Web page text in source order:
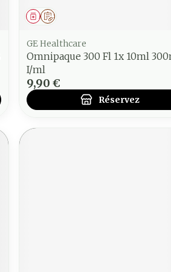
Sur prescription
Médicament
GE Healthcare
Omnipaque 300 Fl 1x 10ml
I/ml
9,90 €
Réservez